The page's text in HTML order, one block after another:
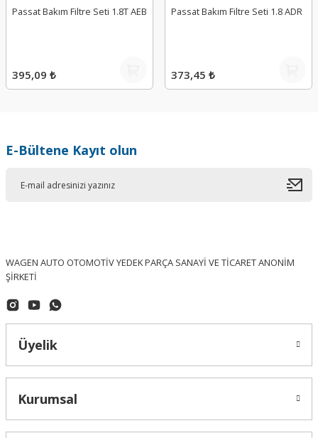
Passat Bakım Filtre Seti 1.8T AEB
395,09 ₺
Passat Bakım Filtre Seti 1.8 ADR
373,45 ₺
E-Bültene Kayıt olun
WAGEN AUTO OTOMOTİV YEDEK PARÇA SANAYİ VE TİCARET ANONİM
ŞİRKETİ
Üyelik
Kurumsal